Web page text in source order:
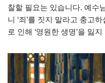
찰할 필요는 있습니다. 예수
니 ‘죄’를 짓지 말라고 충고
로 인해 ‘영원한 생명’을 잃